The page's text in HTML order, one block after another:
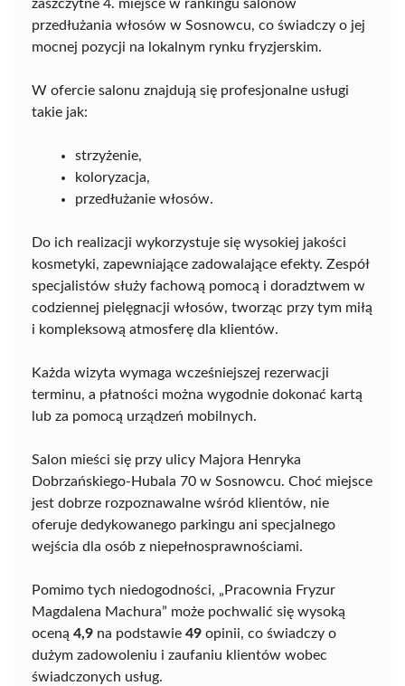
zaszczytne 4. miejsce w rankingu salonów
przedłużania włosów w Sosnowcu, co świadczy o jej
mocnej pozycji na lokalnym rynku fryzjerskim.
W ofercie salonu znajdują się profesjonalne usługi
takie jak:
strzyżenie,
koloryzacja,
przedłużanie włosów.
Do ich realizacji wykorzystuje się wysokiej jakości
kosmetyki, zapewniające zadowalające efekty. Zespół
specjalistów służy fachową pomocą i doradztwem w
codziennej pielęgnacji włosów, tworząc przy tym miłą
i kompleksową atmosferę dla klientów.
Każda wizyta wymaga wcześniejszej rezerwacji
terminu, a płatności można wygodnie dokonać kartą
lub za pomocą urządzeń mobilnych.
Salon mieści się przy ulicy Majora Henryka
Dobrzańskiego-Hubala 70 w Sosnowcu. Choć miejsce
jest dobrze rozpoznawalne wśród klientów, nie
oferuje dedykowanego parkingu ani specjalnego
wejścia dla osób z niepełnosprawnościami.
Pomimo tych niedogodności, „Pracownia Fryzur
Magdalena Machura” może pochwalić się wysoką
oceną 4,9 na podstawie 49 opinii, co świadczy o
dużym zadowoleniu i zaufaniu klientów wobec
świadczonych usług.